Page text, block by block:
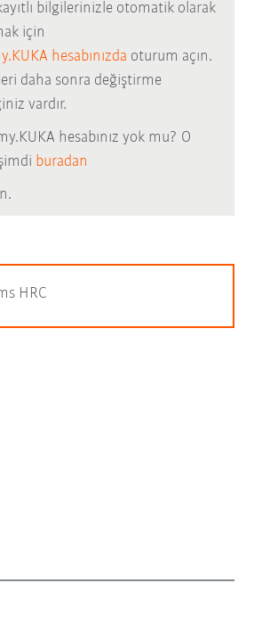
bilgilerinizle otomatik olarak
için
hesabınızda oturum açın.
daha sonra değiştirme
vardır.
hesabınız yok mu? O
buradan
HRC